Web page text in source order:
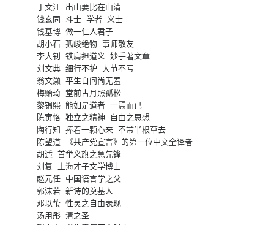
丁文江 出山要比在山清
钱玄同 斗士 学者 义士
钱基博 做一仁人君子
胡小石 孤峻绝物 事师敬友
李大钊 铁肩担道义 妙手著文章
刘文典 细行不护 大节不亏
翁文灏 平生自问尚无羞
梅贻琦 堂前古月照孤松
黎锦熙 能如是道者 一焉而已
陈寅恪 独立之精神 自由之思想
陶行知 捧着一颗心来 不带半根草去
陈望道 《共产党宣言》的第一位中文全译者
胡适 首举义旗之急先锋
刘复 上海才子文学博士
赵元任 中国语言学之父
郭沫若 新诗的奠基人
邓以蛰 性灵之自由表现
汤用彤 清之圣